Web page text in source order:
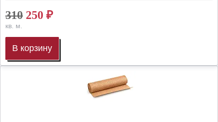
310 250 ₽
кв. м.
В корзину